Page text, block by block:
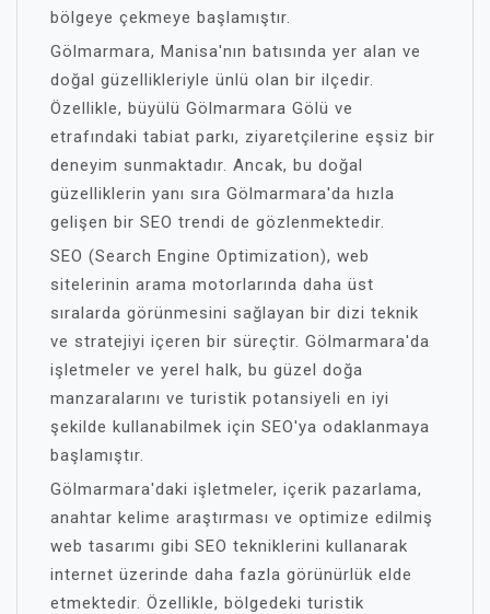
bölgeye çekmeye başlamıştır.
Gölmarmara, Manisa'nın batısında yer alan ve
doğal güzellikleriyle ünlü olan bir ilçedir.
Özellikle, büyülü Gölmarmara Gölü ve
etrafındaki tabiat parkı, ziyaretçilerine eşsiz bir
deneyim sunmaktadır. Ancak, bu doğal
güzelliklerin yanı sıra Gölmarmara'da hızla
gelişen bir SEO trendi de gözlenmektedir.
SEO (Search Engine Optimization), web
sitelerinin arama motorlarında daha üst
sıralarda görünmesini sağlayan bir dizi teknik
ve stratejiyi içeren bir süreçtir. Gölmarmara'da
işletmeler ve yerel halk, bu güzel doğa
manzaralarını ve turistik potansiyeli en iyi
şekilde kullanabilmek için SEO'ya odaklanmaya
başlamıştır.
Gölmarmara'daki işletmeler, içerik pazarlama,
anahtar kelime araştırması ve optimize edilmiş
web tasarımı gibi SEO tekniklerini kullanarak
internet üzerinde daha fazla görünürlük elde
etmektedir. Özellikle, bölgedeki turistik